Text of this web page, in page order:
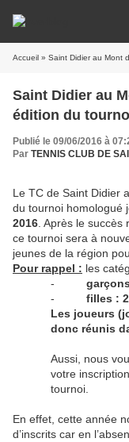
Accueil » Saint Didier au Mont
Saint Didier au
édition du
Publié le 09/06/2016 à
Par TENNIS CLUB DE
Le TC de Saint Didier
du tournoi homologué
2016 . Après le
ce tournoi sera à
jeunes de la région
Pour rappel : les
-
- filles :
Les joueurs
donc réunis
Aussi, nous
votre
tournoi.
En effet, cette année
d’inscrits car en